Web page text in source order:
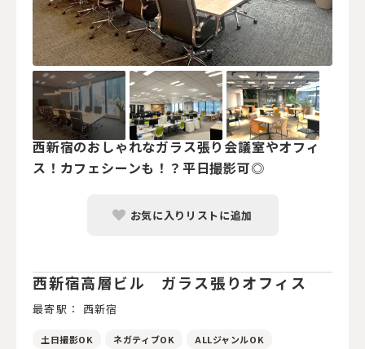
西新宿のおしゃれなガラス張り会議室やオフィ
ス！カフェシーンも！？平日撮影可◎
お気に入りリストに追加
西新宿高層ビル ガラス張りオフィス
最寄駅： 西新宿
土日撮影OK ネガティブOK ALLジャンルOK